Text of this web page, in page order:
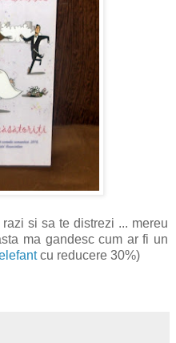
si sa te distrezi ... mereu
ma gandesc cum ar fi un
cu reducere 30%)